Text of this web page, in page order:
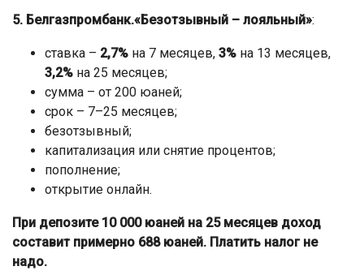
5. Белгазпромбанк.«Безотзывный – лояльный»:
ставка – 2,7% на 7 месяцев, 3% на 13 месяцев,
3,2% на 25 месяцев;
сумма – от 200 юаней;
срок – 7–25 месяцев;
безотзывный;
капитализация или снятие процентов;
пополнение;
открытие онлайн.
При депозите 10 000 юаней на 25 месяцев доход
составит примерно 688 юаней. Платить налог не
надо.